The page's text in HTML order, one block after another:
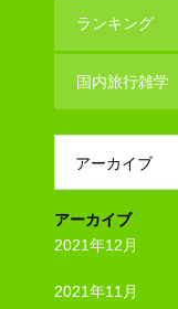
ランキング
国内旅行雑学
アーカイブ
アーカイブ
2021年12月
2021年11月